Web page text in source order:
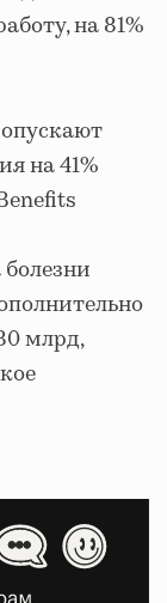
на 81%
на 41%
млрд,